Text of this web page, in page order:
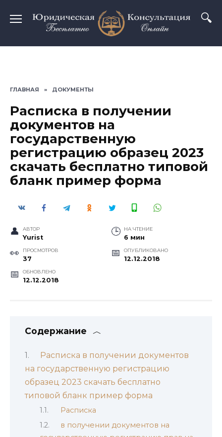
содержанию
ГЛАВНАЯ » ДОКУМЕНТЫ
Расписка в получении
документов на
государственную
регистрацию образец 2023
скачать бесплатно типовой
бланк пример форма
АВТОР
Yurist
НА ЧТЕНИЕ
6 мин
ПРОСМОТРОВ
37
ОПУБЛИКОВАНО
12.12.2018
ОБНОВЛЕНО
12.12.2018
Содержание
Расписка в получении документов
на государственную регистрацию
образец 2023 скачать бесплатно
типовой бланк пример форма
Расписка
в получении документов на